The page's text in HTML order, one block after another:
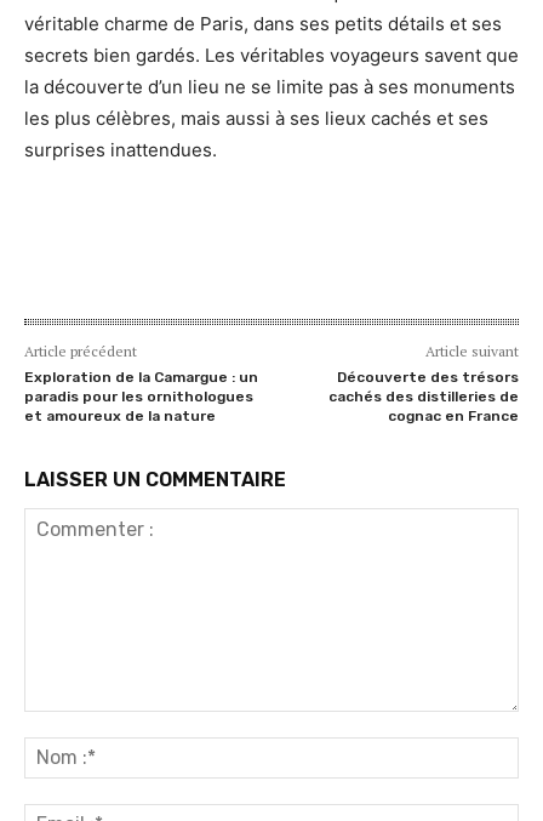
véritable charme de Paris, dans ses petits détails et ses
secrets bien gardés. Les véritables voyageurs savent que
la découverte d’un lieu ne se limite pas à ses monuments
les plus célèbres, mais aussi à ses lieux cachés et ses
surprises inattendues.
Article précédent
Exploration de la Camargue : un
paradis pour les ornithologues
et amoureux de la nature
Article suivant
Découverte des trésors
cachés des distilleries de
cognac en France
LAISSER UN COMMENTAIRE
:*